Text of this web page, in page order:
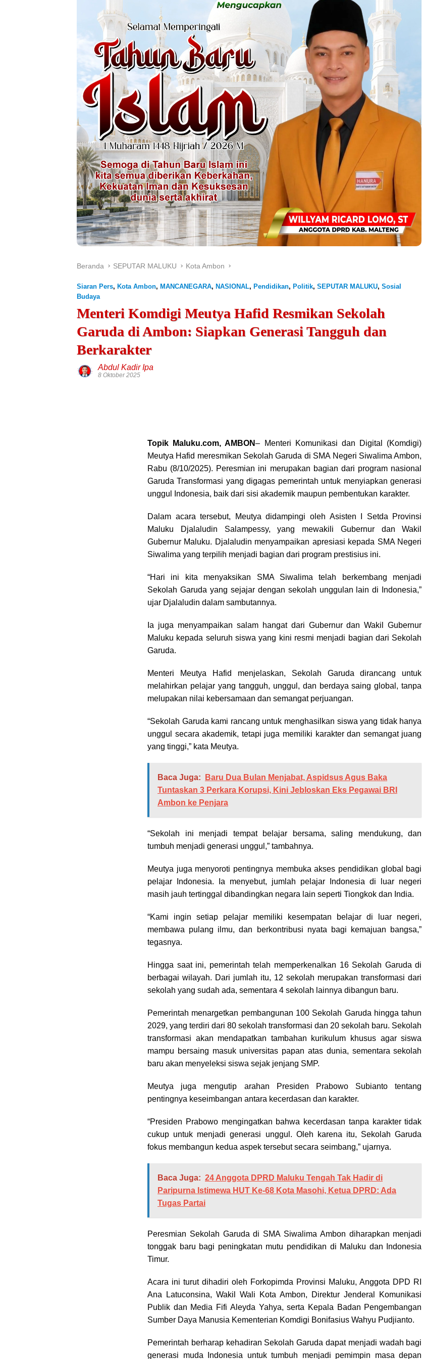
Beranda SEPUTAR MALUKU Kota Ambon
Siaran Pers, Kota Ambon, MANCANEGARA, NASIONAL, Pendidikan, Politik, SEPUTAR MALUKU, Sosial
Budaya
Menteri Komdigi Meutya Hafid Resmikan Sekolah
Garuda di Ambon: Siapkan Generasi Tangguh dan
Berkarakter
Abdul Kadir Ipa
8 Oktober 2025
Topik Maluku.com, AMBON– Menteri Komunikasi dan Digital (Komdigi)
Meutya Hafid meresmikan Sekolah Garuda di SMA Negeri Siwalima Ambon,
Rabu (8/10/2025). Peresmian ini merupakan bagian dari program nasional
Garuda Transformasi yang digagas pemerintah untuk menyiapkan generasi
unggul Indonesia, baik dari sisi akademik maupun pembentukan karakter.
Dalam acara tersebut, Meutya didampingi oleh Asisten I Setda Provinsi
Maluku Djalaludin Salampessy, yang mewakili Gubernur dan Wakil
Gubernur Maluku. Djalaludin menyampaikan apresiasi kepada SMA Negeri
Siwalima yang terpilih menjadi bagian dari program prestisius ini.
“Hari ini kita menyaksikan SMA Siwalima telah berkembang menjadi
Sekolah Garuda yang sejajar dengan sekolah unggulan lain di Indonesia,”
ujar Djalaludin dalam sambutannya.
Ia juga menyampaikan salam hangat dari Gubernur dan Wakil Gubernur
Maluku kepada seluruh siswa yang kini resmi menjadi bagian dari Sekolah
Garuda.
Menteri Meutya Hafid menjelaskan, Sekolah Garuda dirancang untuk
melahirkan pelajar yang tangguh, unggul, dan berdaya saing global, tanpa
melupakan nilai kebersamaan dan semangat perjuangan.
“Sekolah Garuda kami rancang untuk menghasilkan siswa yang tidak hanya
unggul secara akademik, tetapi juga memiliki karakter dan semangat juang
yang tinggi,” kata Meutya.
Baca Juga:
Baru Dua Bulan Menjabat, Aspidsus Agus Baka
Tuntaskan 3 Perkara Korupsi, Kini Jebloskan Eks Pegawai BRI
Ambon ke Penjara
“Sekolah ini menjadi tempat belajar bersama, saling mendukung, dan
tumbuh menjadi generasi unggul,” tambahnya.
Meutya juga menyoroti pentingnya membuka akses pendidikan global bagi
pelajar Indonesia. Ia menyebut, jumlah pelajar Indonesia di luar negeri
masih jauh tertinggal dibandingkan negara lain seperti Tiongkok dan India.
“Kami ingin setiap pelajar memiliki kesempatan belajar di luar negeri,
membawa pulang ilmu, dan berkontribusi nyata bagi kemajuan bangsa,”
tegasnya.
Hingga saat ini, pemerintah telah memperkenalkan 16 Sekolah Garuda di
berbagai wilayah. Dari jumlah itu, 12 sekolah merupakan transformasi dari
sekolah yang sudah ada, sementara 4 sekolah lainnya dibangun baru.
Pemerintah menargetkan pembangunan 100 Sekolah Garuda hingga tahun
2029, yang terdiri dari 80 sekolah transformasi dan 20 sekolah baru. Sekolah
transformasi akan mendapatkan tambahan kurikulum khusus agar siswa
mampu bersaing masuk universitas papan atas dunia, sementara sekolah
baru akan menyeleksi siswa sejak jenjang SMP.
Meutya juga mengutip arahan Presiden Prabowo Subianto tentang
pentingnya keseimbangan antara kecerdasan dan karakter.
“Presiden Prabowo mengingatkan bahwa kecerdasan tanpa karakter tidak
cukup untuk menjadi generasi unggul. Oleh karena itu, Sekolah Garuda
fokus membangun kedua aspek tersebut secara seimbang,” ujarnya.
Baca Juga: 24 Anggota DPRD Maluku Tengah Tak Hadir di
Paripurna Istimewa HUT Ke-68 Kota Masohi, Ketua DPRD: Ada
Tugas Partai
Peresmian Sekolah Garuda di SMA Siwalima Ambon diharapkan menjadi
tonggak baru bagi peningkatan mutu pendidikan di Maluku dan Indonesia
Timur.
Acara ini turut dihadiri oleh Forkopimda Provinsi Maluku, Anggota DPD RI
Ana Latuconsina, Wakil Wali Kota Ambon, Direktur Jenderal Komunikasi
Publik dan Media Fifi Aleyda Yahya, serta Kepala Badan Pengembangan
Sumber Daya Manusia Kementerian Komdigi Bonifasius Wahyu Pudjianto.
Pemerintah berharap kehadiran Sekolah Garuda dapat menjadi wadah bagi
generasi muda Indonesia untuk tumbuh menjadi pemimpin masa depan